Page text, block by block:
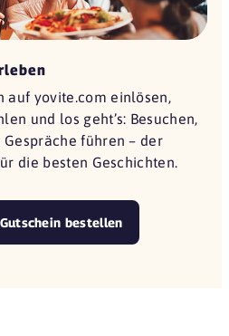
auf yovite.com einlösen,
und los geht’s: Besuchen,
führen – der
die besten Geschichten.
bestellen